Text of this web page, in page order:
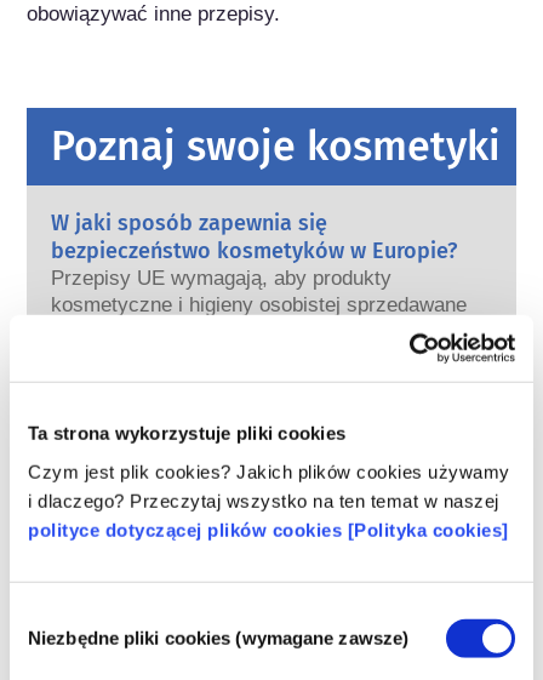
Ta strona wykorzystuje pliki cookies
Czym jest plik cookies? Jakich plików cookies używamy
i dlaczego? Przeczytaj wszystko na ten temat w naszej
polityce dotyczącej plików cookies [Polityka cookies]
zgody
Niezbędne pliki cookies (wymagane zawsze)
obowiązywać inne przepisy.
Poznaj swoje kosmetyki
W jaki sposób zapewnia się
bezpieczeństwo kosmetyków w Europie?
Przepisy UE wymagają, aby produkty
kosmetyczne i higieny osobistej sprzedawane
w Unii Europejskiej były bezpieczne. Firmy
oraz krajowe i europejskie organy regulacyjne
wspólnie ponoszą odpowiedzialność za
zaburzających gospodarkę hormonalną
Niektórym składnikom stosowanym w
kosmetykach przypisuje się, że są
„substancjami zaburzającymi gospodarkę
niektóre właściwości naszych hormonów.
hormon, nie oznacza to, że zakłóci
zwierzętach? Nie!
W Unii Europejskiej testowanie kosmetyków